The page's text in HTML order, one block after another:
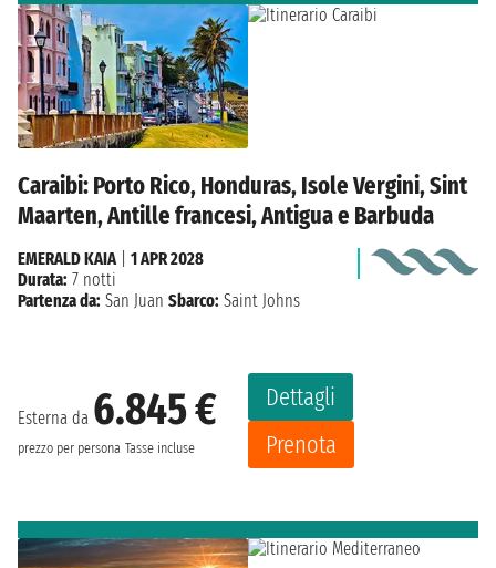
Caraibi: Porto Rico, Honduras, Isole Vergini, Sint
Maarten, Antille francesi, Antigua e Barbuda
Esterna da 6.845 €
prezzo per persona Tasse incluse
Dettagli
Prenota
EMERALD KAIA| 1 APR 2028
Durata: 7 notti
Partenza da: San Juan Sbarco: Saint Johns